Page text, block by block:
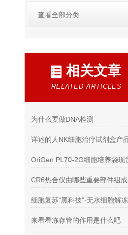
查看全部分类
相关文章
RELATED ARTICLES
为什么要做DNA检测
CR6热合仪由哪些重要部件组成
来看看冻存管的作用是什么吧